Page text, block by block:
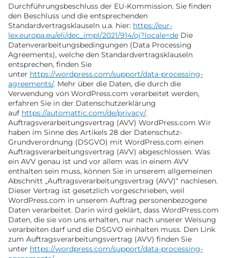
Durchführungsbeschluss der EU-Kommission. Sie finden
den Beschluss und die entsprechenden
Standardvertragsklauseln u.a. hier: https://eur-
lex.europa.eu/eli/dec_impl/2021/914/oj?locale=de Die
Datenverarbeitungsbedingungen (Data Processing
Agreements), welche den Standardvertragsklauseln
entsprechen, finden Sie
unter https://wordpress.com/support/data-processing-
agreements/. Mehr über die Daten, die durch die
Verwendung von WordPress.com verarbeitet werden,
erfahren Sie in der Datenschutzerklärung
auf https://automattic.com/de/privacy/.
Auftragsverarbeitungsvertrag (AVV) WordPress.com Wir
haben im Sinne des Artikels 28 der Datenschutz-
Grundverordnung (DSGVO) mit WordPress.com einen
Auftragsverarbeitungsvertrag (AVV) abgeschlossen. Was
ein AVV genau ist und vor allem was in einem AVV
enthalten sein muss, können Sie in unserem allgemeinen
Abschnitt „Auftragsverarbeitungsvertrag (AVV)“ nachlesen.
Dieser Vertrag ist gesetzlich vorgeschrieben, weil
WordPress.com in unserem Auftrag personenbezogene
Daten verarbeitet. Darin wird geklärt, dass WordPress.com
Daten, die sie von uns erhalten, nur nach unserer Weisung
verarbeiten darf und die DSGVO einhalten muss. Den Link
zum Auftragsverarbeitungsvertrag (AVV) finden Sie
unter https://wordpress.com/support/data-processing-